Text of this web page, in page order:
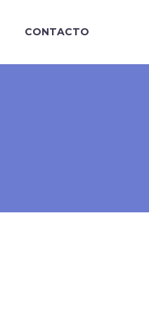
CONTACTO